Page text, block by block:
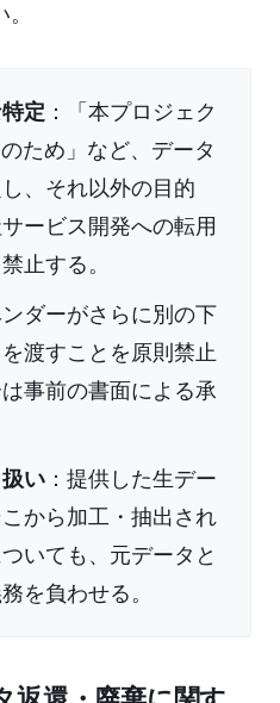
定 ：「本プロジェク
ため」など、データ
、それ以外の目的
ービス開発への転用
止する。
ンダーがさらに別の下
渡すことを原則禁止
事前の書面による承
い ：提供した生デー
から加工・抽出され
いても、元データと
を負わせる。